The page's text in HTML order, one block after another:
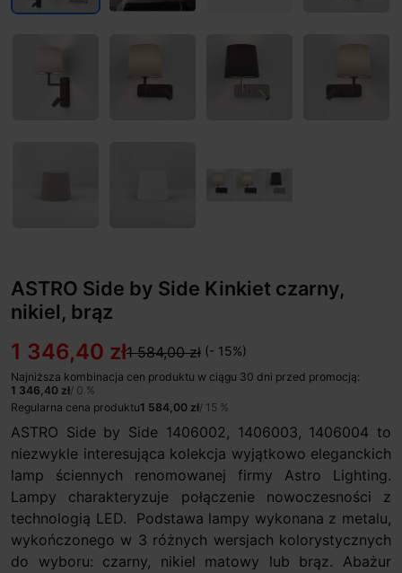
ASTRO Side by Side Kinkiet czarny,
nikiel, brąz
1 346,40 zł1 584,00 zł (- 15%)
Najniższa kombinacja cen produktu w ciągu 30 dni przed promocją:
1 346,40 zł/ 0 %
Regularna cena produktu1 584,00 zł/ 15 %
ASTRO Side by Side 1406002, 1406003, 1406004 to
niezwykle interesująca kolekcja wyjątkowo eleganckich
lamp ściennych renomowanej firmy Astro Lighting.
Lampy charakteryzuje połączenie nowoczesności z
technologią LED. Podstawa lampy wykonana z metalu,
wykończonego w 3 różnych wersjach kolorystycznych
do wyboru: czarny, nikiel matowy lub brąz. Abażur